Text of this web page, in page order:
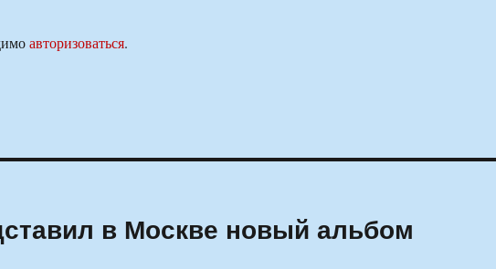
авторизоваться.
в Москве новый альбом